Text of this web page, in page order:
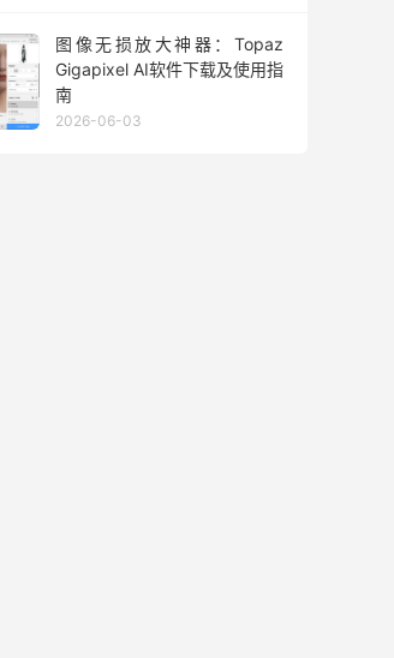
图像无损放大神器：Topaz
Gigapixel AI软件下载及使用指
南
2026-06-03